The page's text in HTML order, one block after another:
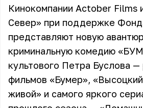
Кинокомпании Actober Films
Север» при поддержке
представляют новую
криминальную комедию
культового Петра Буслова
фильмов «Бумер»,
живой» и самого яркого